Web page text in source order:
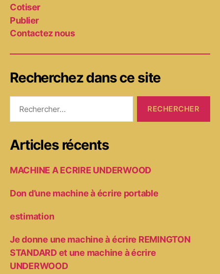
Cotiser
Publier
Contactez nous
Recherchez dans ce site
Articles récents
MACHINE A ECRIRE UNDERWOOD
Don d’une machine à écrire portable
estimation
Je donne une machine à écrire REMINGTON
STANDARD et une machine à écrire
UNDERWOOD